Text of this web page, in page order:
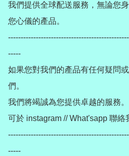
我們提供全球配送服務，無論您
您心儀的產品。
-----
如果您對我們的產品有任何疑問
們。
我們將竭誠為您提供卓越的服務。
可於 instagram // What'sapp 聯絡
-----